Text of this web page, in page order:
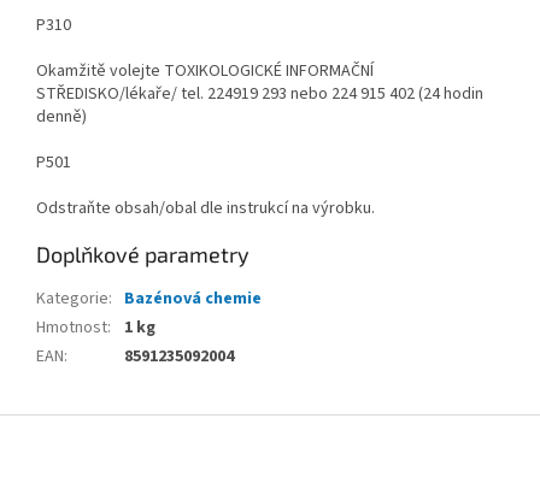
P310
Okamžitě volejte TOXIKOLOGICKÉ INFORMAČNÍ
STŘEDISKO/lékaře/ tel. 224919 293 nebo 224 915 402 (24 hodin
denně)
P501
Odstraňte obsah/obal dle instrukcí na výrobku.
Doplňkové parametry
Kategorie: Bazénová chemie
Hmotnost:
1 kg
EAN: 8591235092004